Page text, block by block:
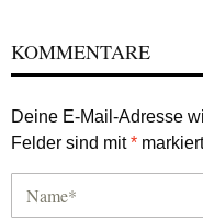
KOMMENTARE
Deine E-Mail-Adresse
Felder sind mit* markiert